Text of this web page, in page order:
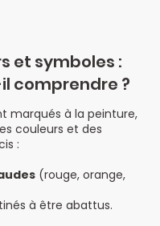
et symboles :
comprendre ?
marqués à la peinture,
couleurs et des
:
(rouge, orange,
à être abattus.